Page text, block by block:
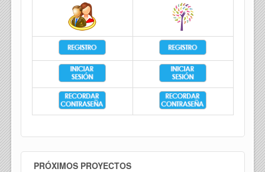
PRÓXIMOS PROYECTOS